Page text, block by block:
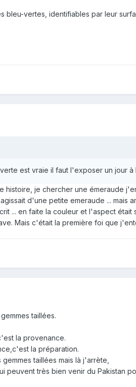
bleu-vertes, identifiables par leur
est vraie il faut l'exposer un jour
histoire, je chercher une émeraude
d'une petite emeraude ... mais
... en faite la couleur et l'aspect
Mais c'était la première foi que
taillées.
la provenance.
la préparation.
taillées mais là j'arrète,
peuvent très bien venir du Pakistan